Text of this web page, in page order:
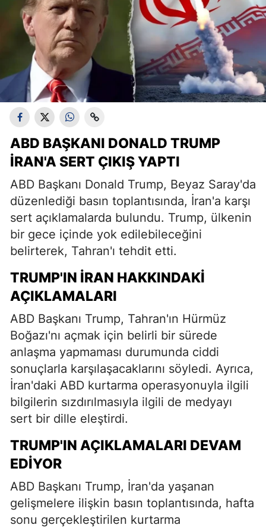
ABD BAŞKANI DONALD TRUMP
İRAN'A SERT ÇIKIŞ YAPTI
ABD Başkanı Donald Trump, Beyaz Saray'da
düzenlediği basın toplantısında, İran'a karşı
sert açıklamalarda bulundu. Trump, ülkenin
bir gece içinde yok edilebileceğini
belirterek, Tahran'ı tehdit etti.
TRUMP'IN İRAN HAKKINDAKI
AÇIKLAMALARI
ABD Başkanı Trump, Tahran'ın Hürmüz
Boğazı'nı açmak için belirli bir sürede
anlaşma yapmaması durumunda ciddi
sonuçlarla karşılaşacaklarını söyledi. Ayrıca,
İran'daki ABD kurtarma operasyonuyla ilgili
bilgilerin sızdırılmasıyla ilgili de medyayı
sert bir dille eleştirdi.
TRUMP'IN AÇIKLAMALARI DEVAM
EDIYOR
ABD Başkanı Trump, İran'da yaşanan
gelişmelere ilişkin basın toplantısında, hafta
sonu gerçekleştirilen kurtarma